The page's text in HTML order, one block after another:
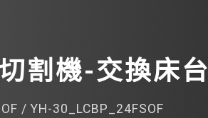
割機-交換床台
/ YH-30_LCBP_24FSOF